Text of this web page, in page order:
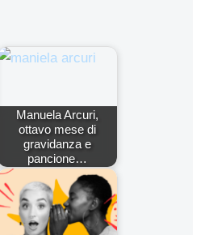
Manuela Arcuri,
ottavo mese di
gravidanza e
pancione…